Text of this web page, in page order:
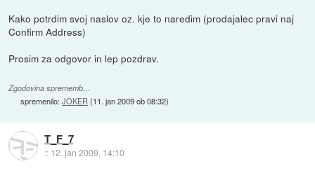
Kako potrdim svoj naslov oz. kje to naredim (prodajalec pravi naj
Confirm Address)
Prosim za odgovor in lep pozdrav.
Zgodovina sprememb…
spremenilo:JOKER (11. jan 2009 ob 08:32)
T_F_7
:: 12. jan 2009, 14:10